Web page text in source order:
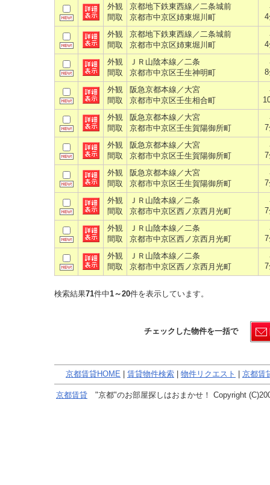
外観
間取
京都地下鉄東西線／二条城前
京都市中京区姉東堀川町
外観
間取
京都地下鉄東西線／二条城前
京都市中京区姉東堀川町
外観
間取
ＪＲ山陰本線／二条
京都市中京区壬生神明町
外観
間取
阪急京都本線／大宮
京都市中京区壬生相合町
外観
間取
阪急京都本線／大宮
京都市中京区壬生賀陽御所町
外観
間取
阪急京都本線／大宮
京都市中京区壬生賀陽御所町
外観
間取
阪急京都本線／大宮
京都市中京区壬生賀陽御所町
外観
間取
ＪＲ山陰本線／二条
京都市中京区西ノ京西月光町
外観
間取
ＪＲ山陰本線／二条
京都市中京区西ノ京西月光町
外観
間取
ＪＲ山陰本線／二条
京都市中京区西ノ京西月光町
検索結果71件中1～20件を表示しています。
チェックした物件を一括で
京都賃貸HOME 賃貸物件検索 物件リクエスト 京都賃
京都賃貸 "京都"のお部屋探しはおまかせ！ Copyright